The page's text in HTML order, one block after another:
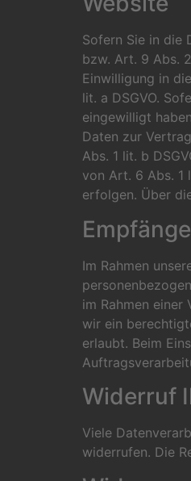
Sofern Sie in die
bzw. Art. 9 Abs.
Einwilligung in
lit. a DSGVO.
eingewilligt
Daten zur
Abs. 1 lit. b
von Art. 6 Abs. 1
erfolgen. Über
Im Rahmen
im Rahmen
wir ein
erlaubt. Beim
Widerruf
Viele
widerrufen. Die